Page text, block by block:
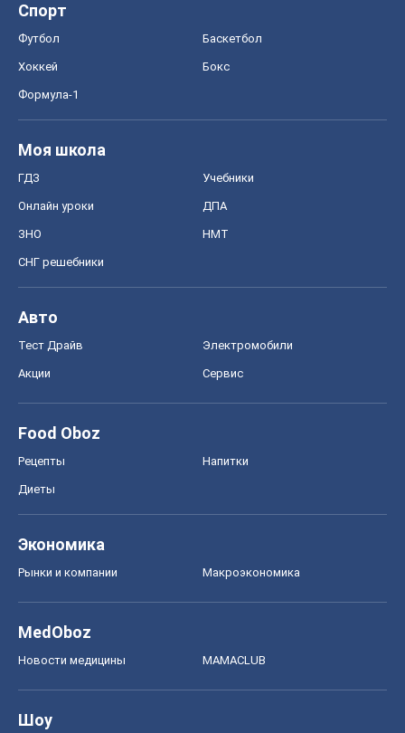
Спорт
Футбол Баскетбол
Хоккей Бокс
Формула-1
Моя школа
ГДЗ Учебники
Онлайн уроки ДПА
ЗНО НМТ
СНГ решебники
Авто
Тест Драйв Электромобили
Акции Сервис
Food Oboz
Рецепты Напитки
Диеты
Экономика
Рынки и компании Mакроэкономика
MedOboz
Новости медицины MAMACLUB
Шоу